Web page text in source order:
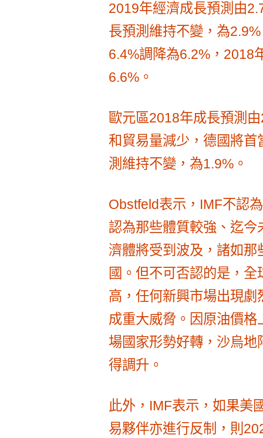
2019年經濟成長預測由
長預測維持不變，為
6.4%調降為6.2%，2018
6.6%。
歐元區2018年成長預測
和貿易量減少，德國將
測維持不變，為1.9%。
Obstfeld表示，IMF不認
認為那些體質較強、迄
濟體將受到波及，諸如
國。但不可否認的是，
高，任何新興市場出現
成重大威脅。因原油價
場國家形勢好轉，沙烏
得調升。
此外，IMF表示，如果美
易夥伴亦進行反制，則